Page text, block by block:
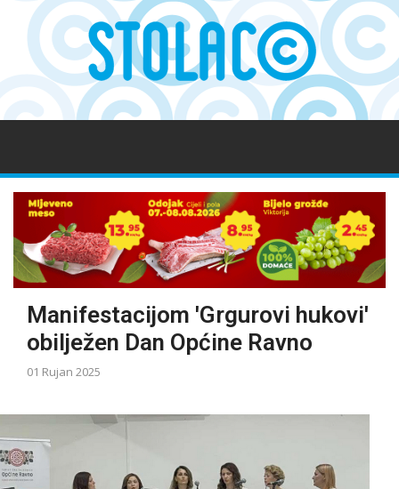
Manifestacijom 'Grgurovi hukovi'
obilježen Dan Općine Ravno
01 Rujan 2025